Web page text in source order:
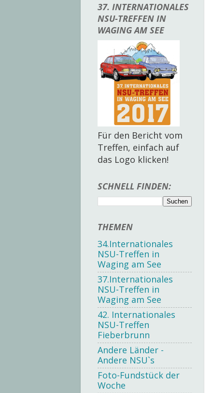
37. INTERNATIONALES
NSU-TREFFEN IN
WAGING AM SEE
Für den Bericht vom
Treffen, einfach auf
das Logo klicken!
SCHNELL FINDEN:
THEMEN
34.Internationales
NSU-Treffen in
Waging am See
37.Internationales
NSU-Treffen in
Waging am See
42. Internationales
NSU-Treffen
Fieberbrunn
Andere Länder -
Andere NSU`s
Foto-Fundstück der
Woche